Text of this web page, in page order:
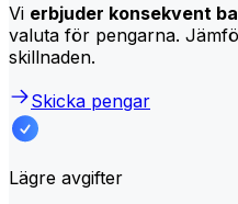
Vi erbjuder konsekvent
valuta för pengarna.
skillnaden.
Skicka pengar
Lägre avgifter